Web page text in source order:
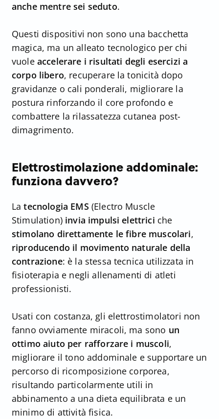
anche mentre sei seduto.
Questi dispositivi non sono una bacchetta
magica, ma un alleato tecnologico per chi
vuole accelerare i risultati degli esercizi a
corpo libero, recuperare la tonicità dopo
gravidanze o cali ponderali, migliorare la
postura rinforzando il core profondo e
combattere la rilassatezza cutanea post-
dimagrimento.
Elettrostimolazione addominale:
funziona davvero?
La tecnologia EMS (Electro Muscle
Stimulation) invia impulsi elettrici che
stimolano direttamente le fibre muscolari,
riproducendo il movimento naturale della
contrazione: è la stessa tecnica utilizzata in
fisioterapia e negli allenamenti di atleti
professionisti.
Usati con costanza, gli elettrostimolatori non
fanno ovviamente miracoli, ma sono un
ottimo aiuto per rafforzare i muscoli,
migliorare il tono addominale e supportare un
percorso di ricomposizione corporea,
risultando particolarmente utili in
abbinamento a una dieta equilibrata e un
minimo di attività fisica.